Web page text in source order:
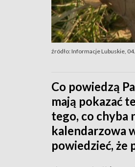
źródło: Informacje Lubuskie,
Co powiedzą
mają pokazać
tego, co chyba
kalendarzowa
powiedzieć, że